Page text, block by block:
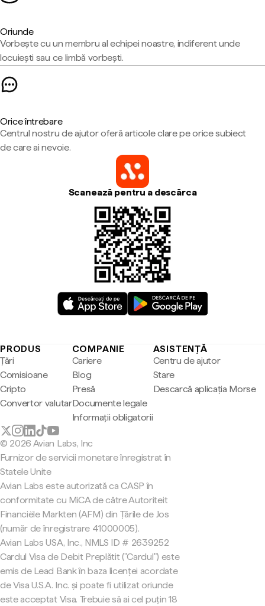
Oriunde
Vorbește cu un membru al echipei noastre, indiferent unde
locuiești sau ce limbă vorbești.
Orice întrebare
Centrul nostru de ajutor oferă articole clare pe orice subiect
de care ai nevoie.
Scanează pentru a descărca
PRODUS
Țări
Comisioane
Cripto
Convertor valutar
COMPANIE
Cariere
Blog
Presă
Documente legale
Informații obligatorii
ASISTENȚĂ
Centru de ajutor
Stare
Descarcă aplicația Morse
© 2026 Avian Labs, Inc
Furnizor de servicii monetare înregistrat în
Statele Unite
Avian Labs este autorizată ca CASP în
conformitate cu MiCA de către Autoriteit
Financiële Markten (AFM) din Țările de Jos
(număr de înregistrare 41000005).
Avian Labs USA, Inc., NMLS ID # 2639252
Cardul Visa de Debit Preplătit ("Cardul") este
emis de Lead Bank în baza licenței acordate
de Visa U.S.A. Inc. și poate fi utilizat oriunde
este acceptat Visa. Trebuie să ai cel puțin 18